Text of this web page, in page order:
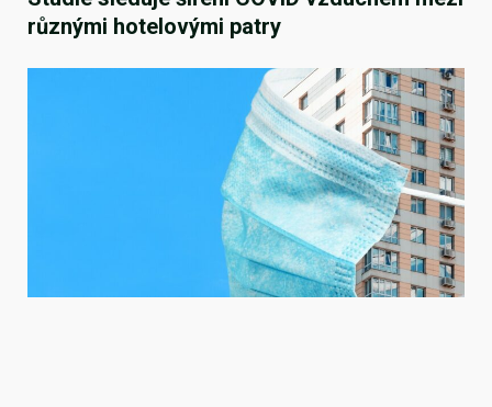
různými hotelovými patry